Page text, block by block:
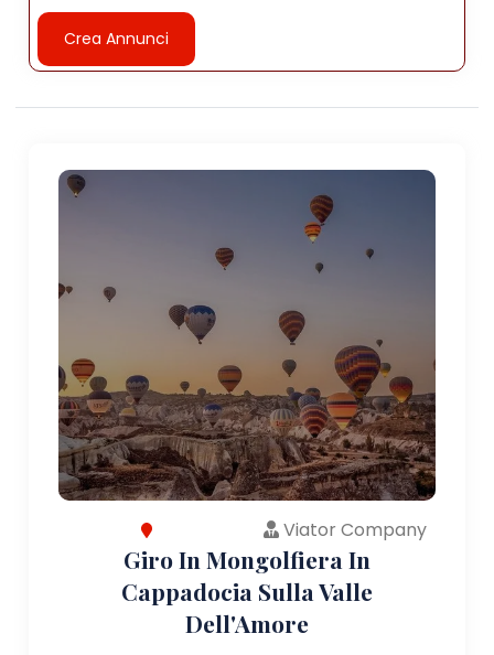
Crea Annunci
Viator Company
Giro In Mongolfiera In
Cappadocia Sulla Valle
Dell'Amore